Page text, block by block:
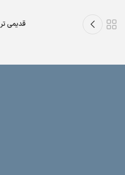
قدیمی تر